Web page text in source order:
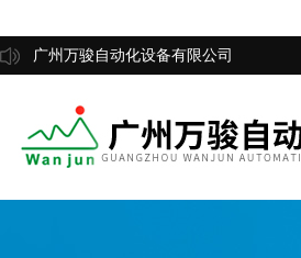
广州万骏自动化设备有限公司